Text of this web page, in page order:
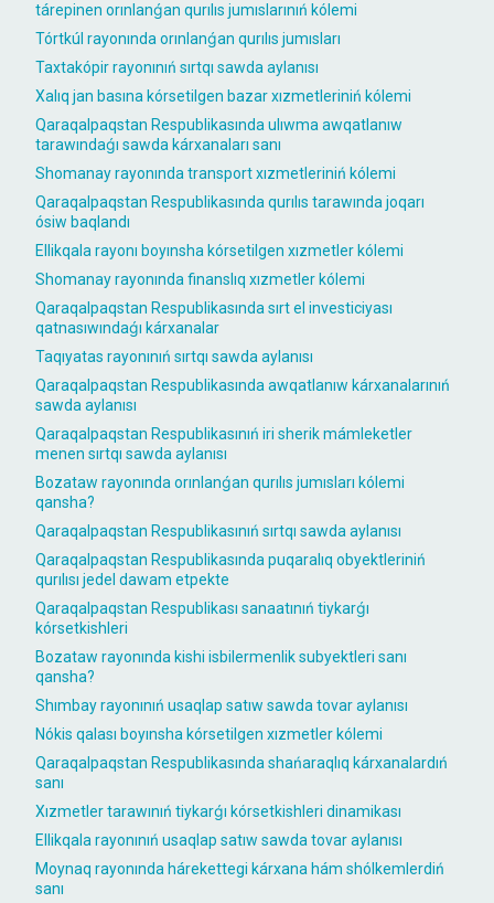
tárepinen orınlanǵan qurılıs jumıslarınıń kólemi
Tórtkúl rayonında orınlanǵan qurılıs jumısları
Taxtakópir rayonınıń sırtqı sawda aylanısı
Xalıq jan basına kórsetilgen bazar xızmetleriniń kólemi
Qaraqalpaqstan Respublikasında ulıwma awqatlanıw
tarawındaǵı sawda kárxanaları sanı
Shomanay rayonında transport xızmetleriniń kólemi
Qaraqalpaqstan Respublikasında qurılıs tarawında joqarı
ósiw baqlandı
Ellikqala rayonı boyınsha kórsetilgen xızmetler kólemi
Shomanay rayonında finanslıq xızmetler kólemi
Qaraqalpaqstan Respublikasında sırt el investiciyası
qatnasıwındaǵı kárxanalar
Taqıyatas rayonınıń sırtqı sawda aylanısı
Qaraqalpaqstan Respublikasında awqatlanıw kárxanalarınıń
sawda aylanısı
Qaraqalpaqstan Respublikasınıń iri sherik mámleketler
menen sırtqı sawda aylanısı
Bozataw rayonında orınlanǵan qurılıs jumısları kólemi
qansha?
Qaraqalpaqstan Respublikasınıń sırtqı sawda aylanısı
Qaraqalpaqstan Respublikasında puqaralıq obyektleriniń
qurılısı jedel dawam etpekte
Qaraqalpaqstan Respublikası sanaatınıń tiykarǵı
kórsetkishleri
Bozataw rayonında kishi isbilermenlik subyektleri sanı
qansha?
Shımbay rayonınıń usaqlap satıw sawda tovar aylanısı
Nókis qalası boyınsha kórsetilgen xızmetler kólemi
Qaraqalpaqstan Respublikasında shańaraqlıq kárxanalardıń
sanı
Xızmetler tarawınıń tiykarǵı kórsetkishleri dinamikası
Ellikqala rayonınıń usaqlap satıw sawda tovar aylanısı
Moynaq rayonında hárekettegi kárxana hám shólkemlerdiń
sanı